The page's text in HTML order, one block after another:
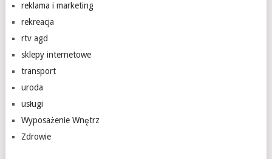
reklama i marketing
rekreacja
rtv agd
sklepy internetowe
transport
uroda
usługi
Wyposażenie Wnętrz
Zdrowie